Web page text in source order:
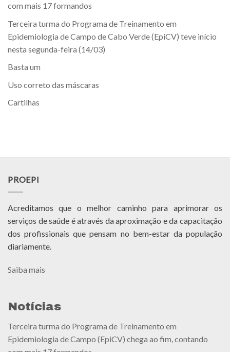
com mais 17 formandos
Terceira turma do Programa de Treinamento em
Epidemiologia de Campo de Cabo Verde (EpiCV) teve início
nesta segunda-feira (14/03)
Basta um
Uso correto das máscaras
Cartilhas
PROEPI
Acreditamos que o melhor caminho para aprimorar os
serviços de saúde é através da aproximação e da capacitação
dos profissionais que pensam no bem-estar da população
diariamente.
Saiba mais
Notícias
Terceira turma do Programa de Treinamento em
Epidemiologia de Campo (EpiCV) chega ao fim, contando